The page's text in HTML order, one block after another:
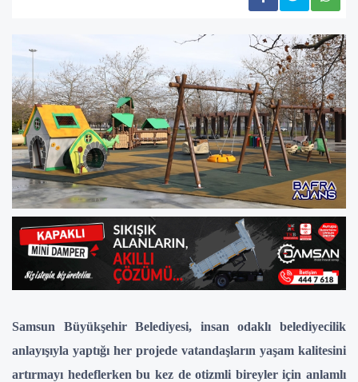
Samsun Büyükşehir Belediyesi, insan odaklı belediyecilik
anlayışıyla yaptığı her projede vatandaşların yaşam kalitesini
artırmayı hedeflerken bu kez de otizmli bireyler için anlamlı